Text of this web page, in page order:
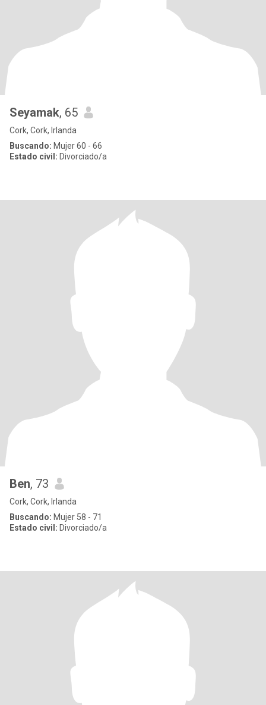
Seyamak, 65
Cork, Cork, Irlanda
Buscando: Mujer 60 - 66
Estado civil: Divorciado/a
Ben, 73
Cork, Cork, Irlanda
Buscando: Mujer 58 - 71
Estado civil: Divorciado/a